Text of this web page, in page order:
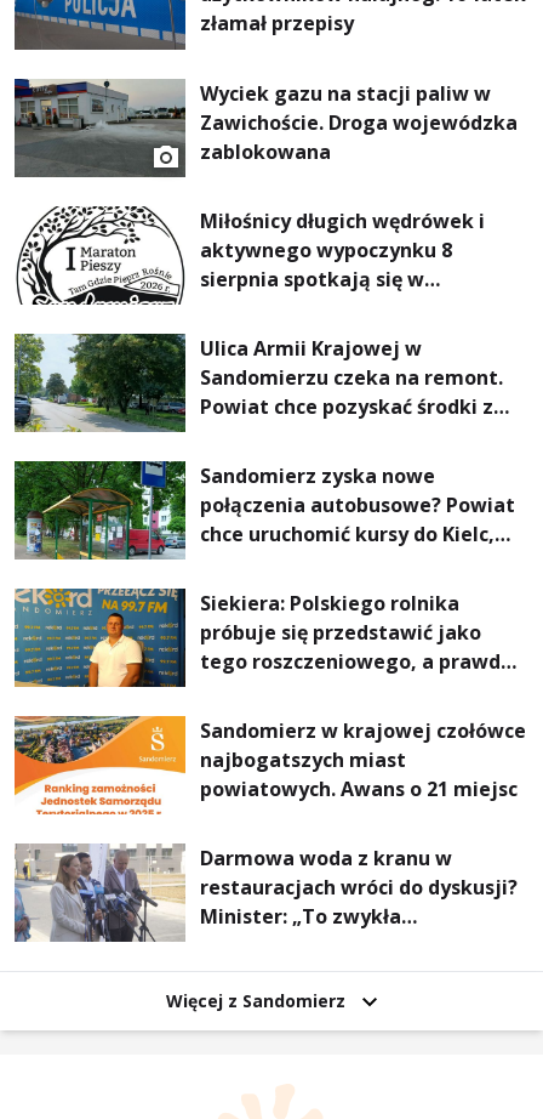
złamał przepisy
Wyciek gazu na stacji paliw w
Zawichoście. Droga wojewódzka
zablokowana
Miłośnicy długich wędrówek i
aktywnego wypoczynku 8
sierpnia spotkają się w
Pieszym „Tam Gdzie Pieprz
Rośnie”
Ulica Armii Krajowej w
Sandomierzu czeka na remont.
Powiat chce pozyskać środki z
Dróg
Sandomierz zyska nowe
połączenia autobusowe? Powiat
chce uruchomić kursy do Kielc,
Siekiera: Polskiego rolnika
próbuje się przedstawić jako
tego roszczeniowego, a prawda
Sandomierz w krajowej czołówce
najbogatszych miast
powiatowych. Awans o 21 miejsc
Darmowa woda z kranu w
restauracjach wróci do dyskusji?
Minister: „To zwykła
Więcej z Sandomierz